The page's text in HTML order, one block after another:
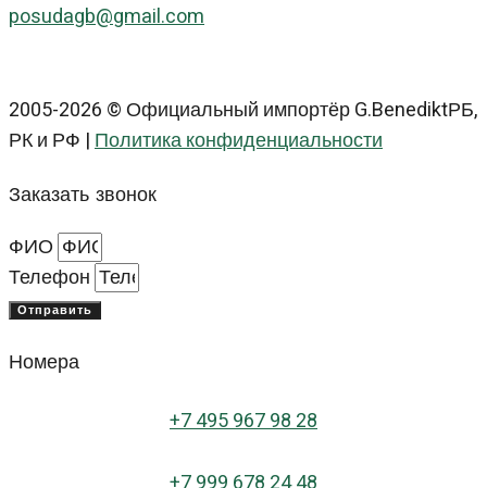
posudagb@gmail.com
2005-2026 © Официальный импортёр G.BenediktРБ,
РК и РФ |Политика конфиденциальности
Заказать звонок
ФИО
Телефон
Отправить
Номера
+7 495 967 98 28